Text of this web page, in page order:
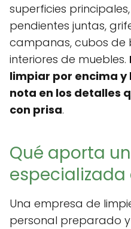
superficies
pendientes juntas,
campanas, cubos de
interiores de muebles.
limpiar por encima y
nota en los detalles
con prisa.
Qué aporta
Una empresa de
personal preparado